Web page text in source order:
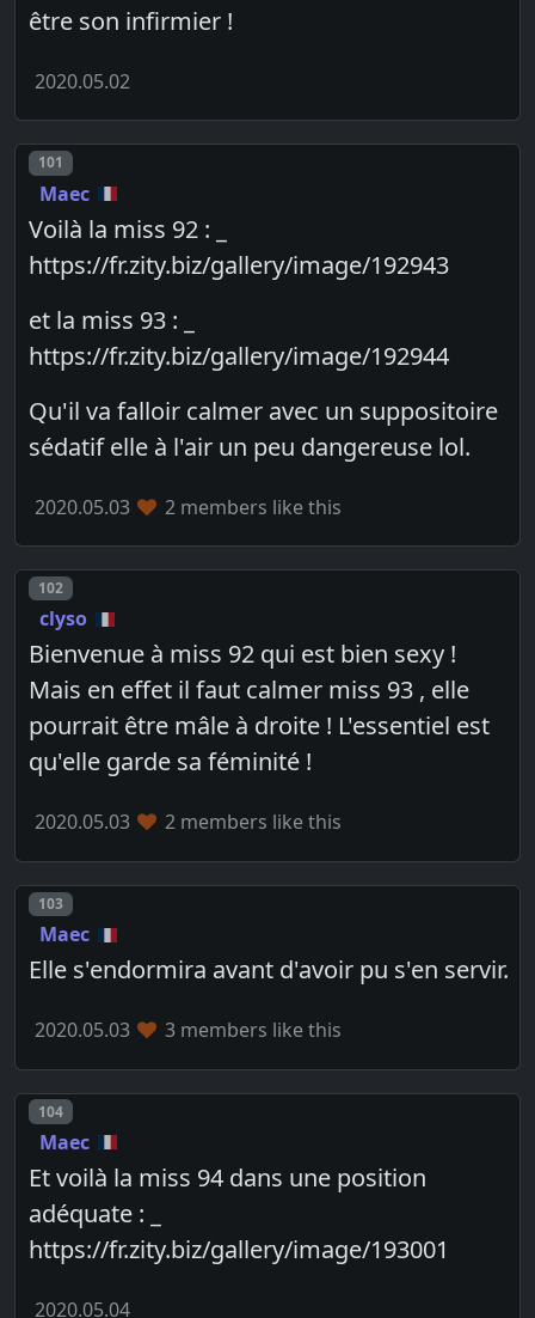
être son infirmier !
2020.05.02
Post number
101
Maec
Voilà la miss 92 : _
https://fr.zity.biz/gallery/image/192943
et la miss 93 : _
https://fr.zity.biz/gallery/image/192944
Qu'il va falloir calmer avec un suppositoire
sédatif elle à l'air un peu dangereuse lol.
2020.05.03 2 members like this
Post number
102
clyso
Bienvenue à miss 92 qui est bien sexy !
Mais en effet il faut calmer miss 93 , elle
pourrait être mâle à droite ! L'essentiel est
qu'elle garde sa féminité !
2020.05.03 2 members like this
Post number
103
Maec
Elle s'endormira avant d'avoir pu s'en servir.
2020.05.03 3 members like this
Post number
104
Maec
Et voilà la miss 94 dans une position
adéquate : _
https://fr.zity.biz/gallery/image/193001
2020.05.04